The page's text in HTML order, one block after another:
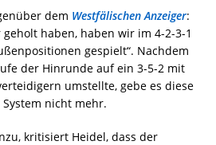
dem Westfälischen Anzeiger:
haben, haben wir im 4-2-3-1
gespielt“. Nachdem
der Hinrunde auf ein 3-5-2 mit
umstellte, gebe es diese
nicht mehr.
kritisiert Heidel, dass der